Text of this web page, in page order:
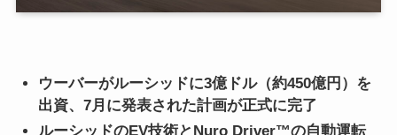
ウーバーがルーシッドに3億ドル（約450億円）を
出資、7月に発表された計画が正式に完了
ルーシッドのEV技術とNuro Driver™の自動運転